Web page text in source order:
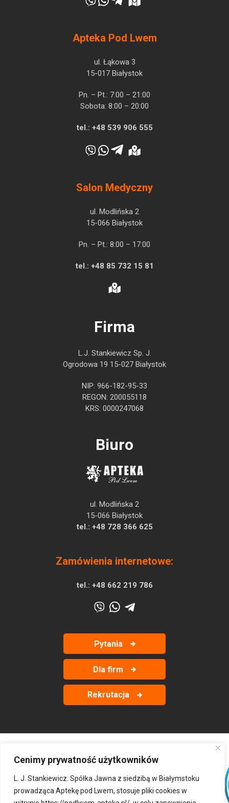
Cenimy prywatność użytkowników
L. J. Stankiewicz. Spółka Jawna z siedzibą w Białymstoku
prowadząca Aptekę pod Lwem, stosuje pliki cookies w
Apteka Pod Lwem
ul. Łąkowa 3
15-017 Białystok
Pn. – Pt.: 7:00 – 21:00
Sobota: 8:00 – 20:00
tel.: +48 539 906 555
Salon Medyczny
ul. Modlińska 2
15-066 Białystok
Pn. – Pt.: 8:00 – 17:00
tel.: +48 85 732 15 81
Firma
L.J. Stankiewicz Sp. J.
Ogrodowa 19 15-027 Białystok
NIP: 966-182-95-33
REGON: 200055118
KRS: 0000247068
Biuro
ul. Modlińska 2
15-066 Białystok
tel.: +48 728 366 625
Zamówienia internetowe:
tel.: +48 662 219 786
Pytania
Dla firm
Rekrutacja
‹